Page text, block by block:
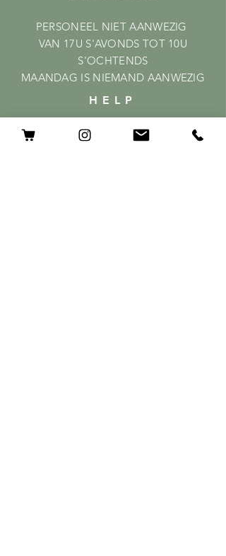
PERSONEEL NIET AANWEZIG
VAN 17U S'AVONDS TOT 10U
S'OCHTENDS
MAANDAG IS NIEMAND AANWEZIG
HELP
Privacy Policy